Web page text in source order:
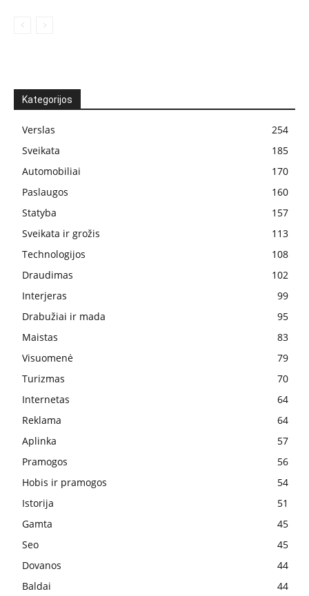
Kategorijos
Verslas
254
Sveikata
185
Automobiliai
170
Paslaugos
160
Statyba
157
Sveikata ir grožis
113
Technologijos
108
Draudimas
102
Interjeras
99
Drabužiai ir mada
95
Maistas
83
Visuomenė
79
Turizmas
70
Internetas
64
Reklama
64
Aplinka
57
Pramogos
56
Hobis ir pramogos
54
Istorija
51
Gamta
45
Seo
45
Dovanos
44
Baldai
44